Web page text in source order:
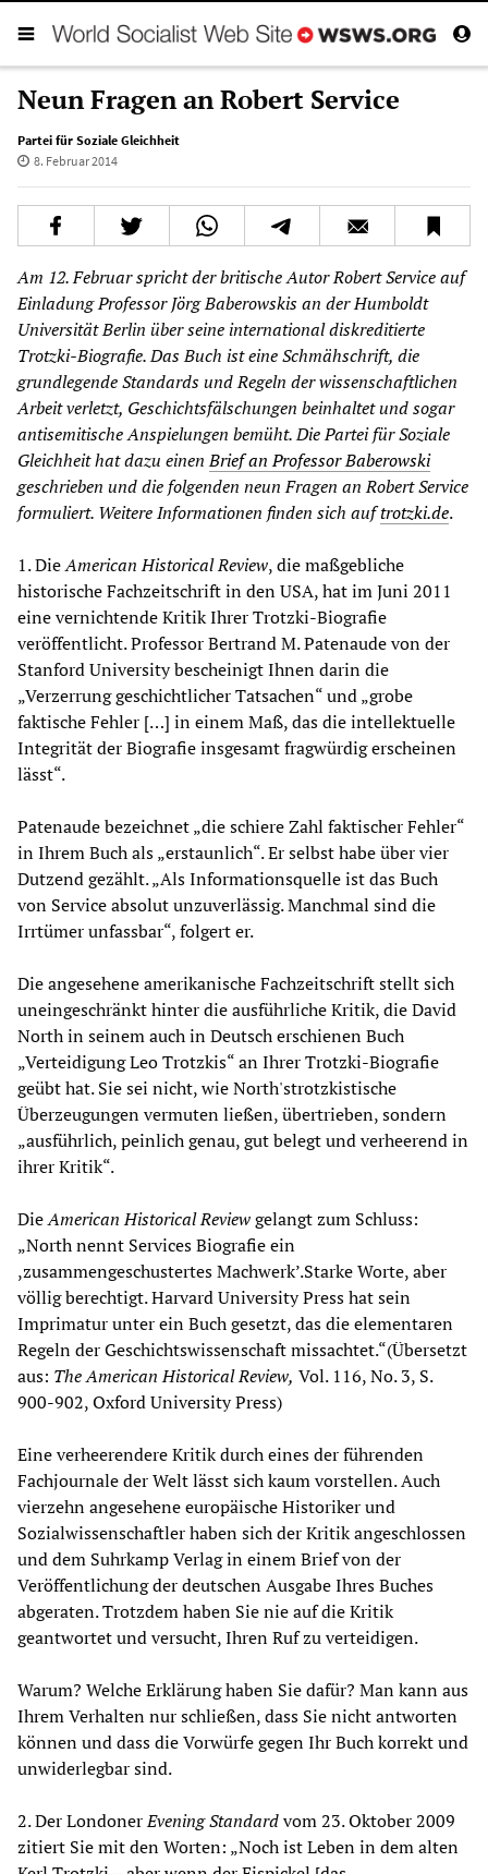
Neun Fragen an Robert Service
Partei für Soziale Gleichheit
8. Februar 2014
Am 12. Februar spricht der britische Autor Robert Service auf
Einladung Professor Jörg Baberowskis an der Humboldt
Universität Berlin über seine international diskreditierte
Trotzki-Biografie. Das Buch ist eine Schmähschrift, die
grundlegende Standards und Regeln der wissenschaftlichen
Arbeit verletzt, Geschichtsfälschungen beinhaltet und sogar
antisemitische Anspielungen bemüht. Die Partei für Soziale
Gleichheit hat dazu einenBrief an Professor Baberowski
geschrieben und die folgenden neun Fragen an Robert Service
formuliert. Weitere Informationen finden sich auftrotzki.de.
1. DieAmerican Historical Review, die maßgebliche
historische Fachzeitschrift in den USA, hat im Juni 2011
eine vernichtende Kritik Ihrer Trotzki-Biografie
veröffentlicht. Professor Bertrand M. Patenaude von der
Stanford University bescheinigt Ihnen darin die
„Verzerrung geschichtlicher Tatsachen“ und „grobe
faktische Fehler […] in einem Maß, das die intellektuelle
Integrität der Biografie insgesamt fragwürdig erscheinen
lässt“.
Patenaude bezeichnet „die schiere Zahl faktischer Fehler“
in Ihrem Buch als „erstaunlich“. Er selbst habe über vier
Dutzend gezählt. „Als Informationsquelle ist das Buch
von Service absolut unzuverlässig. Manchmal sind die
Irrtümer unfassbar“, folgert er.
Die angesehene amerikanische Fachzeitschrift stellt sich
uneingeschränkt hinter die ausführliche Kritik, die David
North in seinem auch in Deutsch erschienen Buch
„Verteidigung Leo Trotzkis“ an Ihrer Trotzki-Biografie
geübt hat. Sie sei nicht, wie North'strotzkistische
Überzeugungen vermuten ließen, übertrieben, sondern
„ausführlich, peinlich genau, gut belegt und verheerend in
ihrer Kritik“.
DieAmerican Historical Reviewgelangt zum Schluss:
„North nennt Services Biografie ein
,zusammengeschustertes Machwerk’.Starke Worte, aber
völlig berechtigt. Harvard University Press hat sein
Imprimatur unter ein Buch gesetzt, das die elementaren
Regeln der Geschichtswissenschaft missachtet.“(Übersetzt
aus: The American Historical Review, Vol. 116, No. 3, S.
900-902, Oxford University Press)
Eine verheerendere Kritik durch eines der führenden
Fachjournale der Welt lässt sich kaum vorstellen. Auch
vierzehn angesehene europäische Historiker und
Sozialwissenschaftler haben sich der Kritik angeschlossen
und dem Suhrkamp Verlag in einem Brief von der
Veröffentlichung der deutschen Ausgabe Ihres Buches
abgeraten. Trotzdem haben Sie nie auf die Kritik
geantwortet und versucht, Ihren Ruf zu verteidigen.
Warum? Welche Erklärung haben Sie dafür? Man kann aus
Ihrem Verhalten nur schließen, dass Sie nicht antworten
können und dass die Vorwürfe gegen Ihr Buch korrekt und
unwiderlegbar sind.
2. Der LondonerEvening Standardvom 23. Oktober 2009
zitiert Sie mit den Worten: „Noch ist Leben in dem alten